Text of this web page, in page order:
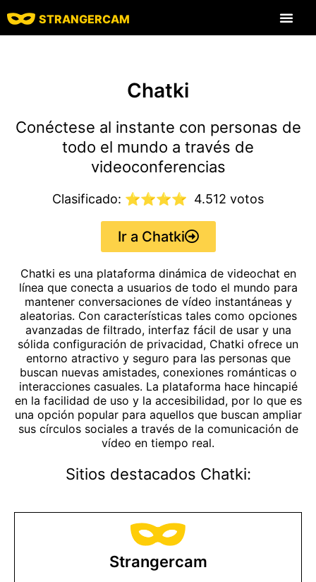
STRANGERCAM
Chatki
Conéctese al instante con personas de
todo el mundo a través de
videoconferencias
Clasificado: ⭐⭐⭐⭐ 4.512 votos
Ir a Chatki
Chatki es una plataforma dinámica de videochat en
línea que conecta a usuarios de todo el mundo para
mantener conversaciones de vídeo instantáneas y
aleatorias. Con características tales como opciones
avanzadas de filtrado, interfaz fácil de usar y una
sólida configuración de privacidad, Chatki ofrece un
entorno atractivo y seguro para las personas que
buscan nuevas amistades, conexiones románticas o
interacciones casuales. La plataforma hace hincapié
en la facilidad de uso y la accesibilidad, por lo que es
una opción popular para aquellos que buscan ampliar
sus círculos sociales a través de la comunicación de
vídeo en tiempo real.
Sitios destacados Chatki:
Strangercam